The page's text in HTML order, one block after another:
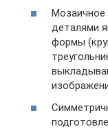
Мозаичное
деталями
формы